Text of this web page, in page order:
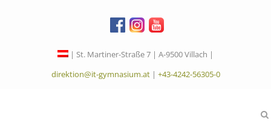
| St. Martiner-Straße 7 | A-9500 Villach |
direktion@it-gymnasium.at| +43-4242-56305-0